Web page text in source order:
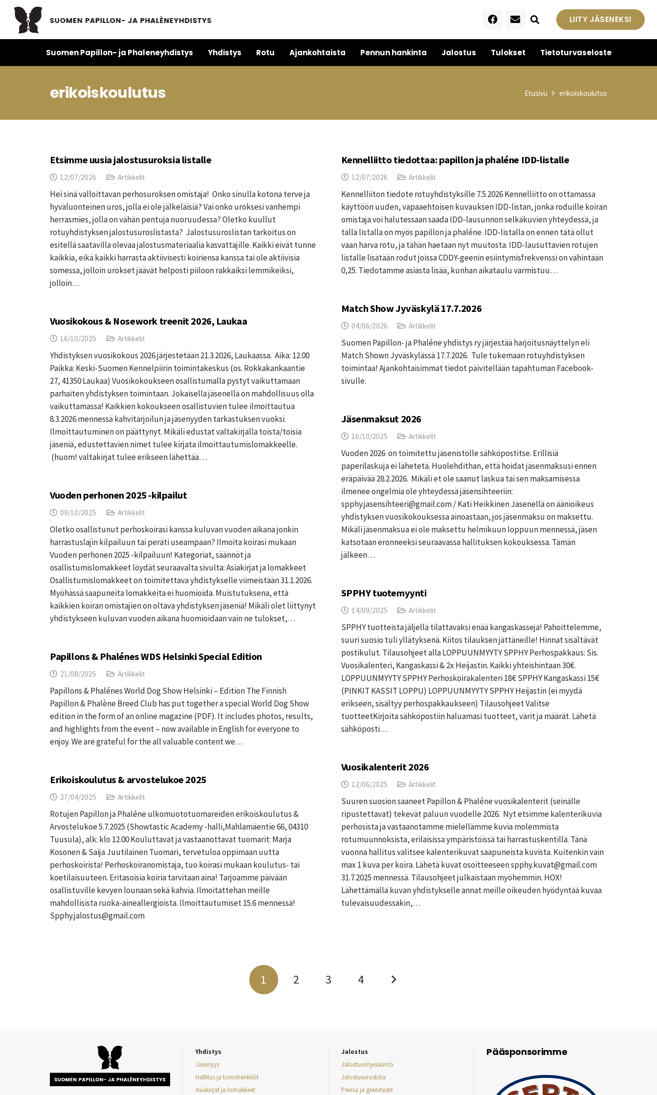
LIITY JÄSENEKSI
Suomen Papillon- ja Phaleneyhdistys Yhdistys Rotu Ajankohtaista Pennun hankinta Jalostus Tulokset Tietoturvaseloste
erikoiskoulutus Etusivu erikoiskoulutus
Etsimme uusia jalostusuroksia listalle
12/07/2026 Artikkelit
Hei sinä valloittavan perhosuroksen omistaja! Onko sinulla kotona terve ja
hyväluonteinen uros, jolla ei ole jälkeläisiä? Vai onko uroksesi vanhempi
herrasmies, jolla on vähän pentuja nuoruudessa? Oletko kuullut
rotuyhdistyksen jalostusuroslistasta? Jalostusuroslistan tarkoitus on
esitellä saatavilla olevaa jalostusmateriaalia kasvattajille. Kaikki eivät tunne
kaikkia, eikä kaikki harrasta aktiivisesti koiriensa kanssa tai ole aktiivisia
somessa, jolloin urokset jäävät helposti piiloon rakkaiksi lemmikeiksi,
jolloin…
Kennelliitto tiedottaa: papillon ja phaléne IDD-listalle
12/07/2026 Artikkelit
Kennelliiton tiedote rotuyhdistyksille 7.5.2026 Kennelliitto on ottamassa
käyttöön uuden, vapaaehtoisen kuvauksen IDD-listan, jonka roduille koiran
omistaja voi halutessaan saada IDD-lausunnon selkäkuvien yhteydessä, ja
tällä listalla on myös papillon ja phaléne. IDD-listalla on ennen tätä ollut
vaan harva rotu, ja tähän haetaan nyt muutosta. IDD-lausuttavien rotujen
listalle lisätään rodut joissa CDDY-geenin esiintymisfrekvenssi on vähintään
0,25. Tiedotamme asiasta lisää, kunhan aikataulu varmistuu…
Match Show Jyväskylä 17.7.2026
04/06/2026 Artikkelit
Suomen Papillon- ja Phaléne yhdistys ry järjestää harjoitusnäyttelyn eli
Match Shown Jyväskylässä 17.7.2026. Tule tukemaan rotuyhdistyksen
toimintaa! Ajankohtaisimmat tiedot päivitellään tapahtuman Facebook-
sivulle.
Vuosikokous & Nosework treenit 2026, Laukaa
16/10/2025 Artikkelit
Yhdistyksen vuosikokous 2026 järjestetään 21.3.2026, Laukaassa. Aika: 12.00
Paikka: Keski-Suomen Kennelpiirin toimintakeskus (os. Rokkakankaantie
27, 41350 Laukaa) Vuosikokoukseen osallistumalla pystyt vaikuttamaan
parhaiten yhdistyksen toimintaan. Jokaisella jäsenellä on mahdollisuus olla
vaikuttamassa! Kaikkien kokoukseen osallistuvien tulee ilmoittautua
8.3.2026 mennessä kahvitarjoilun ja jäsenyyden tarkastuksen vuoksi.
Ilmoittautuminen on päättynyt. Mikäli edustat valtakirjalla toista/toisia
jäseniä, edustettavien nimet tulee kirjata ilmoittautumislomakkeelle.
(huom! valtakirjat tulee erikseen lähettää…
Jäsenmaksut 2026
16/10/2025 Artikkelit
Vuoden 2026 on toimitettu jäsenistölle sähköpostitse. Erillisiä
paperilaskuja ei lähetetä. Huolehdithan, että hoidat jäsenmaksusi ennen
eräpäivää 28.2.2026. Mikäli et ole saanut laskua tai sen maksamisessa
ilmenee ongelmia ole yhteydessä jäsensihteeriin:
spphy.jasensihteeri@gmail.com / Kati Heikkinen Jäsenellä on äänioikeus
yhdistyksen vuosikokouksessa ainoastaan, jos jäsenmaksu on maksettu.
Mikäli jäsenmaksua ei ole maksettu helmikuun loppuun mennessä, jäsen
katsotaan eronneeksi seuraavassa hallituksen kokouksessa. Tämän
jälkeen…
Vuoden perhonen 2025 -kilpailut
09/10/2025 Artikkelit
Oletko osallistunut perhoskoirasi kanssa kuluvan vuoden aikana jonkin
harrastuslajin kilpailuun tai peräti useampaan? Ilmoita koirasi mukaan
Vuoden perhonen 2025 -kilpailuun! Kategoriat, säännöt ja
osallistumislomakkeet löydät seuraavalta sivulta: Asiakirjat ja lomakkeet
Osallistumislomakkeet on toimitettava yhdistykselle viimeistään 31.1.2026.
Myöhässä saapuneita lomakkeita ei huomioida. Muistutuksena, että
kaikkien koiran omistajien on oltava yhdistyksen jäseniä! Mikäli olet liittynyt
yhdistykseen kuluvan vuoden aikana huomioidaan vain ne tulokset,…
SPPHY tuotemyynti
14/09/2025 Artikkelit
SPPHY tuotteista jäljellä tilattavaksi enää kangaskasseja! Pahoittelemme,
suuri suosio tuli yllätyksenä. Kiitos tilauksen jättäneille! Hinnat sisältävät
postikulut. Tilausohjeet alla LOPPUUNMYYTY SPPHY Perhospakkaus: Sis.
Vuosikalenteri, Kangaskassi & 2x Heijastin. Kaikki yhteishintaan 30€.
LOPPUUNMYYTY SPPHY Perhoskoirakalenteri 18€ SPPHY Kangaskassi 15€
(PINKIT KASSIT LOPPU) LOPPUUNMYYTY SPPHY Heijastin (ei myydä
erikseen, sisältyy perhospakkaukseen) Tilausohjeet Valitse
tuotteetKirjoita sähköpostiin haluamasi tuotteet, värit ja määrät. Lähetä
sähköposti…
Papillons & Phalénes WDS Helsinki Special Edition
21/08/2025 Artikkelit
Papillons & Phalénes World Dog Show Helsinki – Edition The Finnish
Papillon & Phalène Breed Club has put together a special World Dog Show
edition in the form of an online magazine (PDF). It includes photos, results,
and highlights from the event – now available in English for everyone to
enjoy. We are grateful for the all valuable content we…
Vuosikalenterit 2026
12/06/2025 Artikkelit
Suuren suosion saaneet Papillon & Phaléne vuosikalenterit (seinälle
ripustettavat) tekevät paluun vuodelle 2026. Nyt etsimme kalenterikuvia
perhosista ja vastaanotamme mielellämme kuvia molemmista
rotumuunnoksista, erilaisissa ympäristöissä tai harrastuskentillä. Tänä
vuonna hallitus valitsee kalenterikuvat saapuneista kuvista. Kuitenkin vain
max 1 kuva per koira. Lähetä kuvat osoitteeseen spphy.kuvat@gmail.com
31.7.2025 mennessä. Tilausohjeet julkaistaan myöhemmin. HOX!
Lähettämällä kuvan yhdistykselle annat meille oikeuden hyödyntää kuvaa
tulevaisuudessakin,…
Erikoiskoulutus & arvostelukoe 2025
27/04/2025 Artikkelit
Rotujen Papillon ja Phaléne ulkomuototuomareiden erikoiskoulutus &
Arvostelukoe 5.7.2025 (Showtastic Academy -halli,Mahlamäentie 66, 04310
Tuusula), alk: klo 12.00 Kouluttavat ja vastaanottavat tuomarit: Marja
Kosonen & Saija Juutilainen Tuomari, tervetuloa oppimaan uutta
perhoskoirista! Perhoskoiranomistaja, tuo koirasi mukaan koulutus- tai
koetilaisuuteen. Eritasoisia koiria tarvitaan aina! Tarjoamme päivään
osallistuville kevyen lounaan sekä kahvia. Ilmoitattehan meille
mahdollisista ruoka-aineallergioista. Ilmoittautumiset 15.6 mennessä!
Spphy.jalostus@gmail.com
1 2 3 4
Yhdistys
Jäsenyys
Hallitus ja toimihenkilöt
Asiakirjat ja lomakkeet
Jalostus
Jalostusohjesääntö
Jalostusuroslista
Pevisa ja geenitestit
Pääsponsorimme